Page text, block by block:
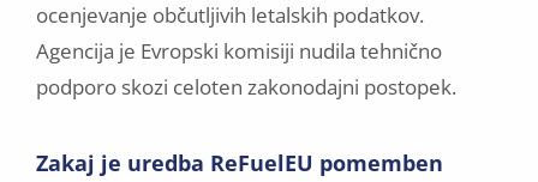
ocenjevanje občutljivih letalskih podatkov.
Agencija je Evropski komisiji nudila tehnično
podporo skozi celoten zakonodajni postopek.
Zakaj je uredba ReFuelEU pomemben